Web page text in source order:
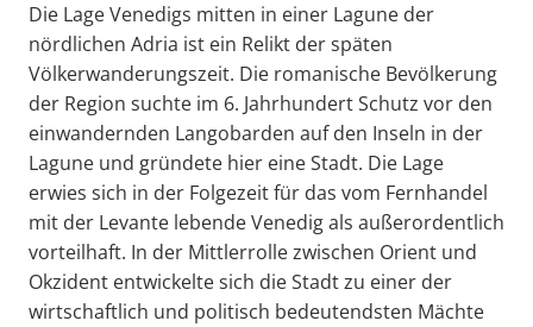
Die Lage Venedigs mitten in einer Lagune der
nördlichen Adria ist ein Relikt der späten
Völkerwanderungszeit. Die romanische Bevölkerung
der Region suchte im 6. Jahrhundert Schutz vor den
einwandernden Langobarden auf den Inseln in der
Lagune und gründete hier eine Stadt. Die Lage
erwies sich in der Folgezeit für das vom Fernhandel
mit der Levante lebende Venedig als außerordentlich
vorteilhaft. In der Mittlerrolle zwischen Orient und
Okzident entwickelte sich die Stadt zu einer der
wirtschaftlich und politisch bedeutendsten Mächte